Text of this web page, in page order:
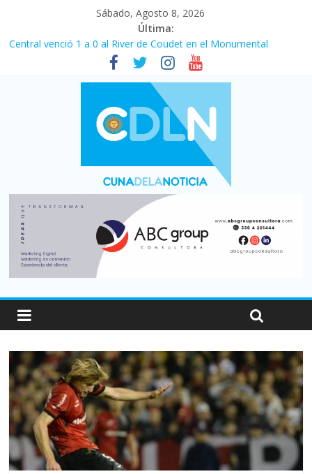
Sábado, Agosto 8, 2026
Última:
Fuerte caída de la venta de autos usados en julio: bajó un 12,6%
Central venció 1 a 0 al River de Coudet en el Monumental
La morosidad alcanzó su nivel más alto en dos décadas y ya
afecta a 400 mil deudores en Santa Fe
Desde que asumió Milei cerraron 41.000 kioscos: el sector
denuncia crisis como en 2001
Vacaciones de invierno con más movimiento y consumo
turístico: 4,6 millones de personas viajaron por el país, un 5,9%